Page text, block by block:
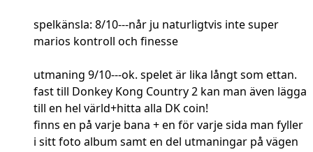
spelkänsla: 8/10---når ju naturligtvis inte super
marios kontroll och finesse
utmaning 9/10---ok. spelet är lika långt som ettan.
fast till Donkey Kong Country 2 kan man även lägga
till en hel värld+hitta alla DK coin!
finns en på varje bana + en för varje sida man fyller
i sitt foto album samt en del utmaningar på vägen